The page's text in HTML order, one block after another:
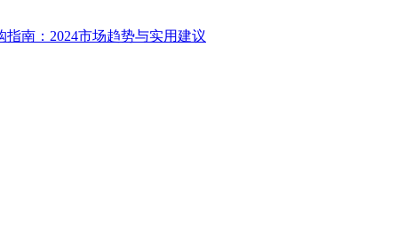
南：2024市场趋势与实用建议